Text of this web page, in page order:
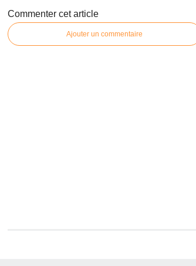
Commenter cet article
Ajouter un commentaire